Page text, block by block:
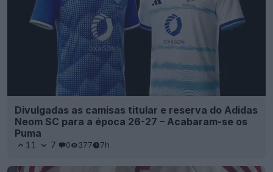
Divulgadas as camisas titular e reserva do Adidas
Neom SC para a época 26-27 – Acabaram-se os
Puma
11 7 0 377 7h